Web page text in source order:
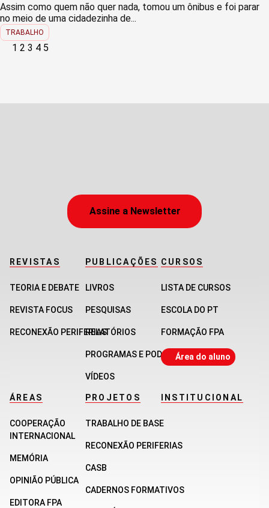
Assim como quem não quer nada, tomou um ônibus e foi parar
no meio de uma cidadezinha de...
TRABALHO
Paginação
1 2 3 4 5
Assine a Newsletter
REVISTAS
TEORIA E DEBATE
REVISTA FOCUS
RECONEXÃO PERIFERIAS
PUBLICAÇÕES
LIVROS
PESQUISAS
RELATÓRIOS
PROGRAMAS E PODCASTS
VÍDEOS
CURSOS
LISTA DE CURSOS
ESCOLA DO PT
FORMAÇÃO FPA
Área do aluno
ÁREAS
COOPERAÇÃO
INTERNACIONAL
MEMÓRIA
OPINIÃO PÚBLICA
EDITORA FPA
PROJETOS
TRABALHO DE BASE
RECONEXÃO PERIFERIAS
CASB
CADERNOS FORMATIVOS
INSTITUCIONAL